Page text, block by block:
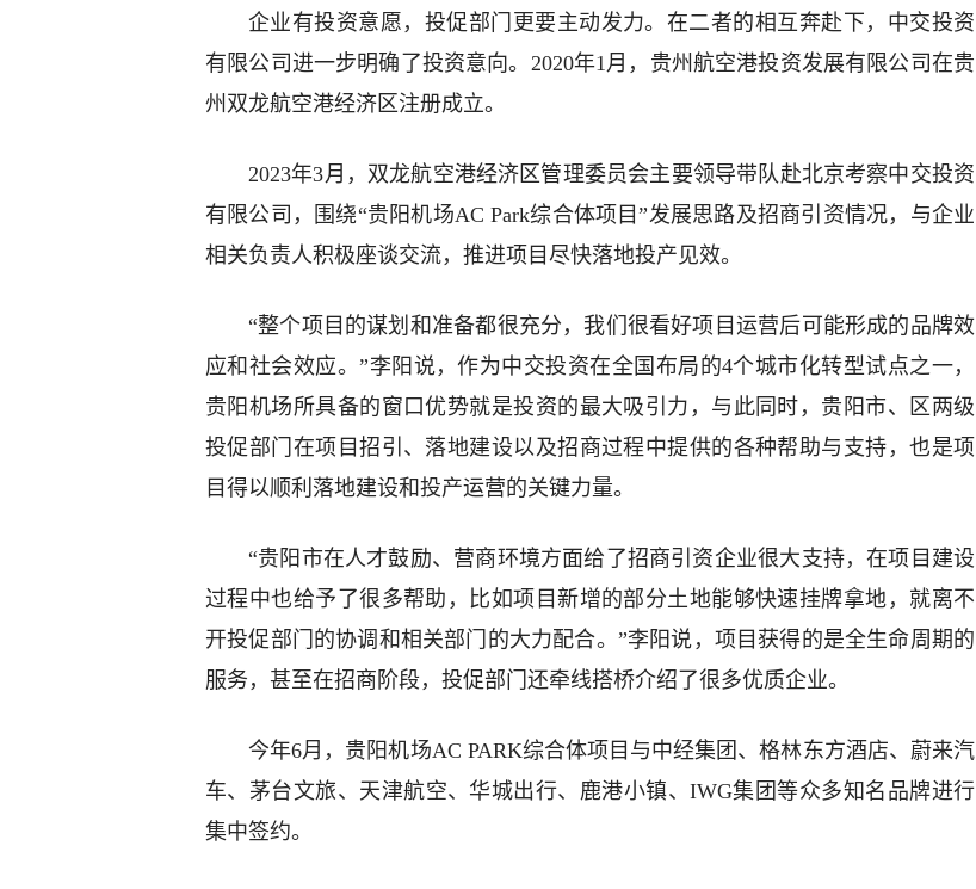
企业有投资意愿，投促部门更要主动发力。在二者的相互奔赴下，中交投资
有限公司进一步明确了投资意向。2020年1月，贵州航空港投资发展有限公司在贵
州双龙航空港经济区注册成立。
2023年3月，双龙航空港经济区管理委员会主要领导带队赴北京考察中交投资
有限公司，围绕“贵阳机场AC Park综合体项目”发展思路及招商引资情况，与企业
相关负责人积极座谈交流，推进项目尽快落地投产见效。
“整个项目的谋划和准备都很充分，我们很看好项目运营后可能形成的品牌效
应和社会效应。”李阳说，作为中交投资在全国布局的4个城市化转型试点之一，
贵阳机场所具备的窗口优势就是投资的最大吸引力，与此同时，贵阳市、区两级
投促部门在项目招引、落地建设以及招商过程中提供的各种帮助与支持，也是项
目得以顺利落地建设和投产运营的关键力量。
“贵阳市在人才鼓励、营商环境方面给了招商引资企业很大支持，在项目建设
过程中也给予了很多帮助，比如项目新增的部分土地能够快速挂牌拿地，就离不
开投促部门的协调和相关部门的大力配合。”李阳说，项目获得的是全生命周期的
服务，甚至在招商阶段，投促部门还牵线搭桥介绍了很多优质企业。
今年6月，贵阳机场AC PARK综合体项目与中经集团、格林东方酒店、蔚来汽
车、茅台文旅、天津航空、华城出行、鹿港小镇、IWG集团等众多知名品牌进行
集中签约。